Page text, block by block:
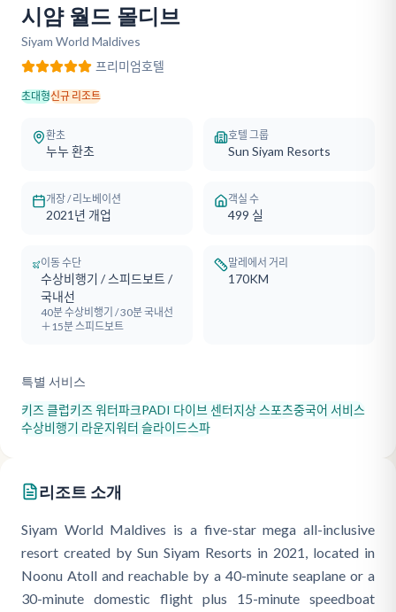
시얌 월드 몰디브
Siyam World Maldives
프리미엄호텔
초대형신규 리조트
환초
누누 환초
호텔 그룹
Sun Siyam Resorts
개장 / 리노베이션
2021년 개업
객실 수
499 실
이동 수단
수상비행기 / 스피드보트 /
국내선
40분 수상비행기 / 30분 국내선
＋15분 스피드보트
말레에서 거리
170KM
특별 서비스
키즈 클럽키즈 워터파크PADI 다이브 센터지상 스포츠중국어 서비스
수상비행기 라운지워터 슬라이드스파
리조트 소개
Siyam World Maldives is a five-star mega all-inclusive
resort created by Sun Siyam Resorts in 2021, located in
Noonu Atoll and reachable by a 40-minute seaplane or a
30-minute domestic flight plus 15-minute speedboat